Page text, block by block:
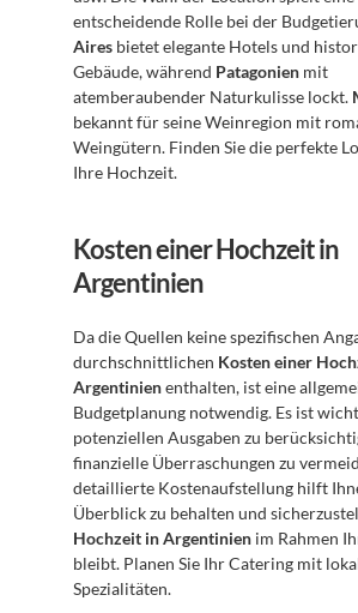
entscheidende Rolle bei der
Aires bietet elegante Hotels und
Gebäude, während Patagonien mit
atemberaubender Naturkulisse lockt.
bekannt für seine Weinregion mit
Weingütern. Finden Sie die perfekte
Ihre Hochzeit.
Kosten einer Hochzeit in
Argentinien
Da die Quellen keine spezifischen
durchschnittlichen Kosten einer
Argentinien enthalten, ist eine
Budgetplanung notwendig. Es ist
potenziellen Ausgaben zu
finanzielle Überraschungen zu
detaillierte Kostenaufstellung hilft
Hochzeit in Argentinien im Rahmen
bleibt. Planen Sie Ihr Catering mit
Spezialitäten.